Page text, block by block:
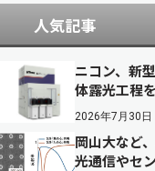
人気記事
ニコン、新
体露光工程
2026年7月30日
岡山大など
光通信やセ